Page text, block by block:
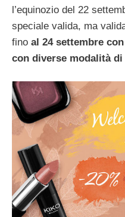
l’equinozio del 22
speciale valida, ma
fino al 24 settembre
con diverse modalità